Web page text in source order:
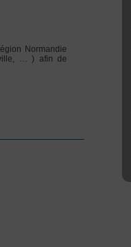
Normandie
… ) afin de